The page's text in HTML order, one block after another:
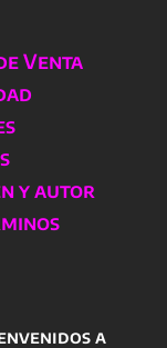
Venta
y autor
a